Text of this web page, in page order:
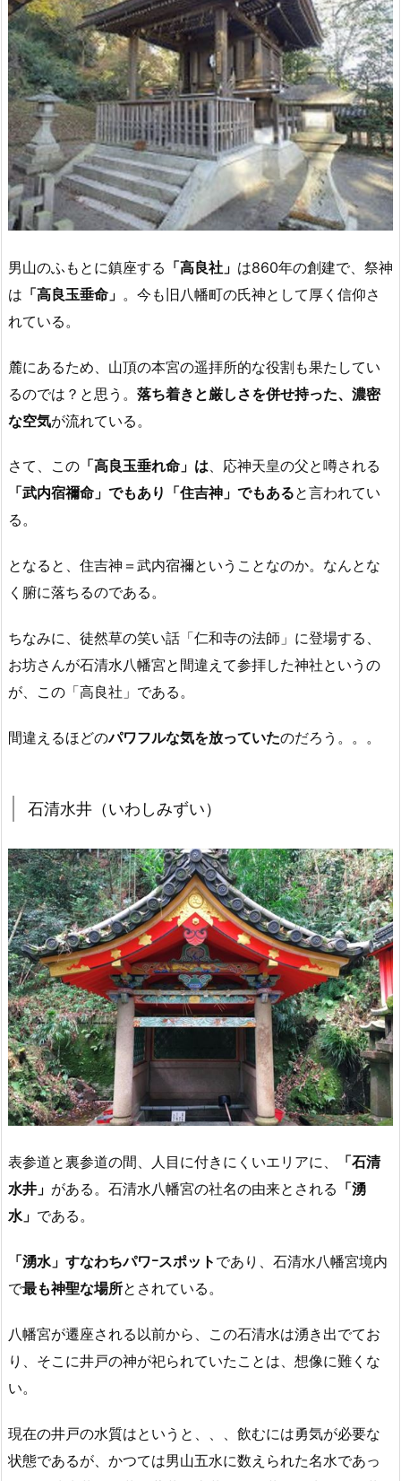
男山のふもとに鎮座する 「高良社」 は860年の創建で、祭神
は 「高良玉垂命」 。今も旧八幡町の氏神として厚く信仰さ
れている。
麓にあるため、山頂の本宮の遥拝所的な役割も果たしてい
るのでは？と思う。 落ち着きと厳しさを併せ持った、濃密
な空気が流れている。
さて、この 「高良玉垂れ命」は、応神天皇の父と噂される
「武内宿禰命」でもあり「住吉神」でもあると言われてい
る。
となると、住吉神＝武内宿禰ということなのか。なんとな
く腑に落ちるのである。
ちなみに、徒然草の笑い話「仁和寺の法師」に登場する、
お坊さんが石清水八幡宮と間違えて参拝した神社というの
が、この「高良社」である。
間違えるほどのパワフルな気を放っていたのだろう。。。
石清水井（いわしみずい）
表参道と裏参道の間、人目に付きにくいエリアに、
「石清
水井」 がある。石清水八幡宮の社名の由来とされる 「湧
水」 である。
「湧水」すなわちパワｰスポット であり、石清水八幡宮境内
で最も神聖な場所とされている。
八幡宮が遷座される以前から、この石清水は湧き出でてお
り、そこに井戸の神が祀られていたことは、想像に難くな
い。
現在の井戸の水質はというと、、、飲むには勇気が必要な
状態であるが、かつては男山五水に数えられた名水であっ